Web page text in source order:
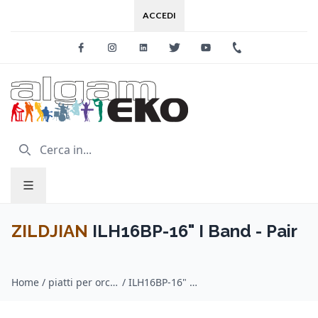
ACCEDI
FacebookInstagramLinkedinTwitter Youtube
ZILDJIAN ILH16BP-16" I Band - Pair
Home / piatti per orchestra / ZILDJIAN / ILH16BP-16" I Band - Pair